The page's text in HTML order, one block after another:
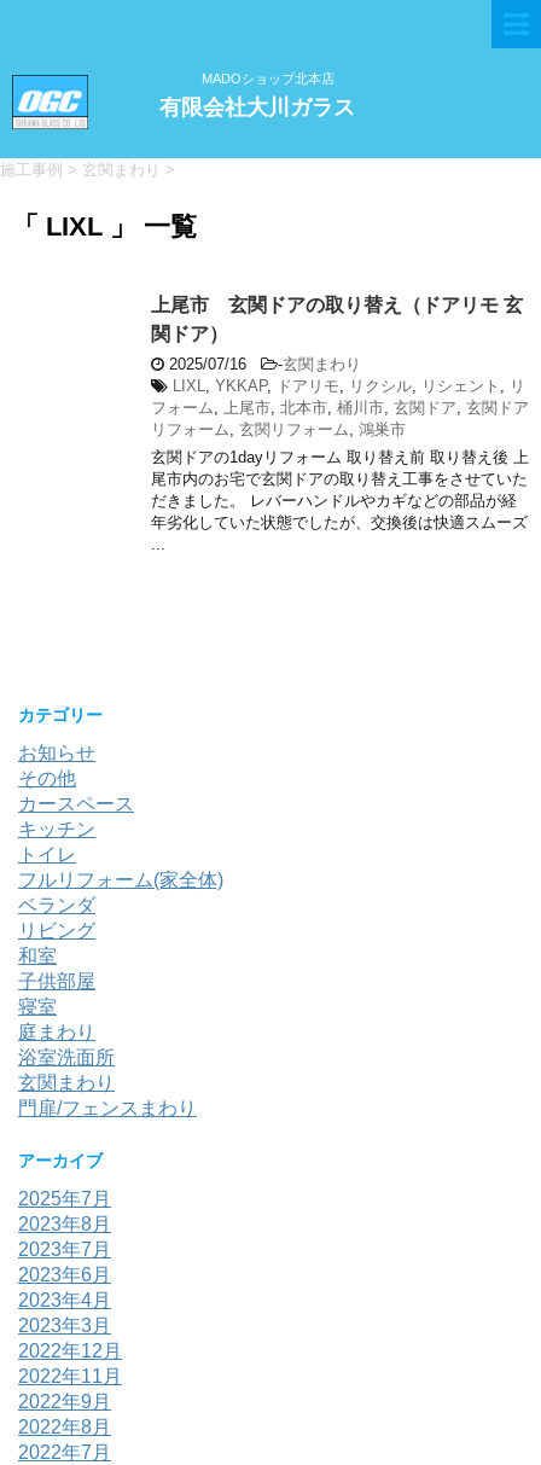
MADOショップ北本店
有限会社大川ガラス
施工事例 > 玄関まわり >
「 LIXL 」 一覧
上尾市 玄関ドアの取り替え（ドアリモ 玄
関ドア）
2025/07/16 -玄関まわり
LIXL
YKKAP, ドアリモ リクシル リシェント
リ
フォーム
上尾市 北本市 桶川市 玄関ドア 玄関ドア
リフォーム
玄関リフォーム
鴻巣市
玄関ドアの1dayリフォーム 取り替え前 取り替え後 上
尾市内のお宅で玄関ドアの取り替え工事をさせていた
だきました。 レバーハンドルやカギなどの部品が経
年劣化していた状態でしたが、交換後は快適スムーズ
カテゴリー
お知らせ
その他
カースペース
キッチン
トイレ
フルリフォーム(家全体)
ベランダ
リビング
和室
子供部屋
寝室
庭まわり
浴室洗面所
玄関まわり
門扉/フェンスまわり
アーカイブ
2025年7月
2023年8月
2023年7月
2023年6月
2023年4月
2023年3月
2022年12月
2022年11月
2022年9月
2022年8月
2022年7月